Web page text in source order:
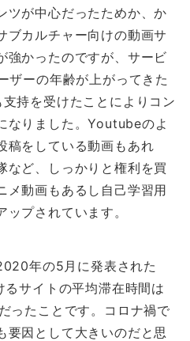
ツが中心だったためか、か
ブカルチャー向けの動画サ
強かったのですが、サービ
ザーの年齢が上がってきた
持を受けたことによりコン
なりました。Youtubeのよ
稿をしている動画もあれ
など、しっかりと権利を買
メ動画もあるし自己学習用
プされています。
年の5月に発表された
サイトの平均滞在時間は
ったことです。コロナ禍で
要因として大きいのだと思